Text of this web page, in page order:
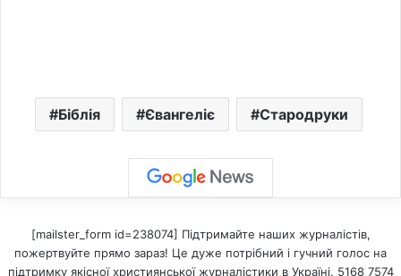
Біблія Євангеліє Стародруки
[mailster_form id=238074] Підтримайте наших журналістів,
пожертвуйте прямо зараз! Це дуже потрібний і гучний голос на
підтримку якісної християнської журналістики в Україні. 5168 7574